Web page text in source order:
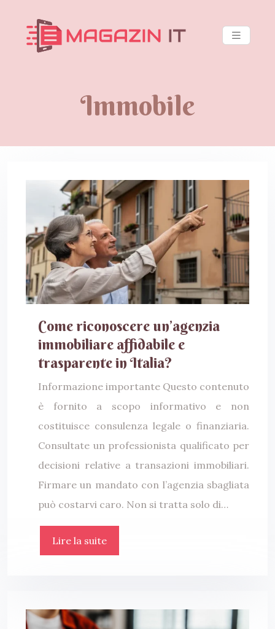
Immobile
Come riconoscere un’agenzia
immobiliare affidabile e
trasparente in Italia?
Informazione importante Questo contenuto
è fornito a scopo informativo e non
costituisce consulenza legale o finanziaria.
Consultate un professionista qualificato per
decisioni relative a transazioni immobiliari.
Firmare un mandato con l’agenzia sbagliata
può costarvi caro. Non si tratta solo di…
Lire la suite